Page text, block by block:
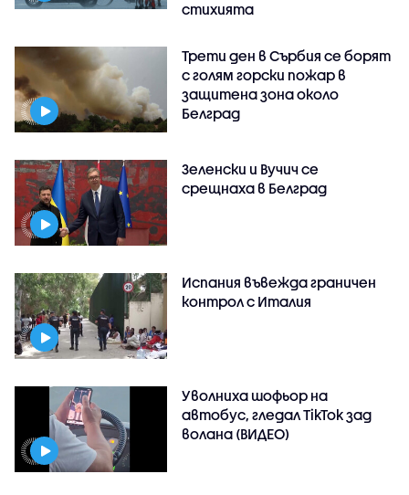
стихията
Трети ден в Сърбия се борят
с голям горски пожар в
защитена зона около
Белград
Зеленски и Вучич се
срещнаха в Белград
Испания въвежда граничен
контрол с Италия
Уволниха шофьор на
автобус, гледал TikTok зад
волана (ВИДЕО)